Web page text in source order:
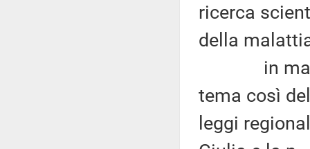
ricerca
della
in
tema così
leggi